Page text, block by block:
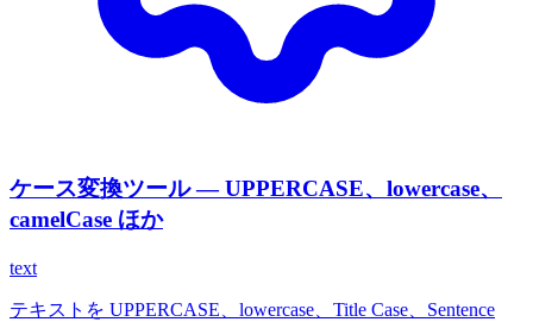
ケース変換ツール — UPPERCASE、lowercase、
camelCase ほか
text
テキストを UPPERCASE、lowercase、Title Case、Sentence